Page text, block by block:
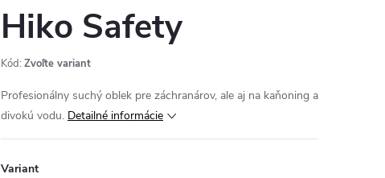
Hiko Safety
Kód: Zvoľte variant
Profesionálny suchý oblek pre záchranárov, ale aj na kaňoning a
divokú vodu. Detailné informácie
Variant